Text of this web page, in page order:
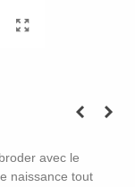
avec le
naissance tout